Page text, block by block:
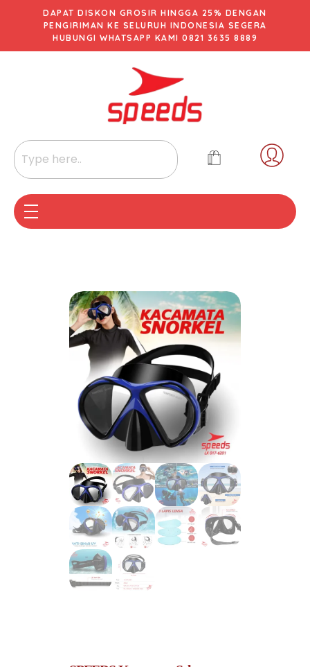
DAPAT DISKON GROSIR HINGGA 25% DENGAN
PENGIRIMAN KE SELURUH INDONESIA SEGERA
HUBUNGI WHATSAPP KAMI 0821 3635 8889